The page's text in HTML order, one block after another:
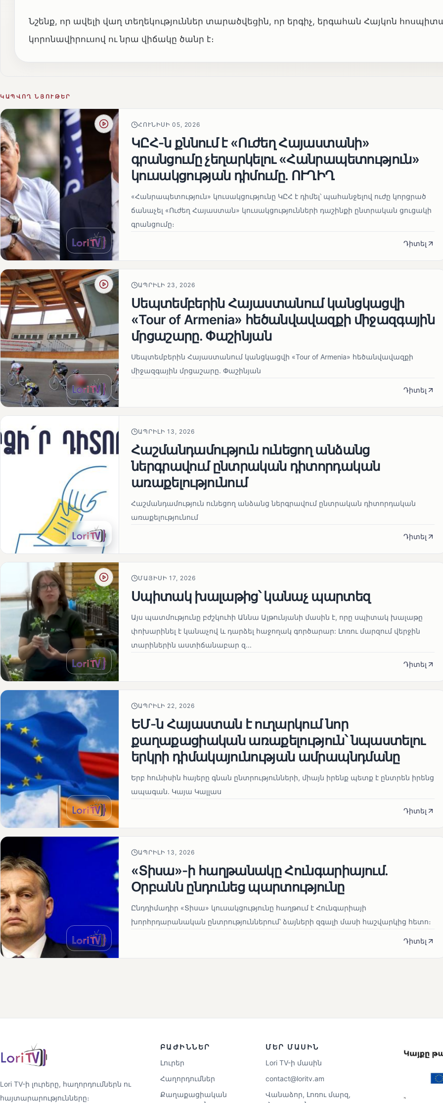
Նշենք, որ ավելի վաղ տեղեկություններ տարածվեցին, որ երգիչ, երգահան Հայկոն
կորոնավիրուսով ու նրա վիճակը ծանր է։
ԿԱՊՎՈՂ ՆՅՈՒԹԵՐ
ՀՈՒՆԻՍԻ 05, 2026
ԿԸՀ-ն քննում է «Ուժեղ Հայաստանի»
գրանցումը չեղարկելու «Հանրապետություն»
կուսակցության դիմումը. ՈՒՂԻՂ
«Հանրապետություն» կուսակցությունը ԿԸՀ է դիմել՝ պահանջելով ուժը կորցրած
ճանաչել «Ուժեղ Հայաստան» կուսակցությունների դաշինքի ընտրական ցուցակի
գրանցումը։
Դիտել
ԱՊՐԻԼԻ 23, 2026
Սեպտեմբերին Հայաստանում կանցկացվի
«Tour of Armenia» հեծանվավազքի միջազգային
մրցաշարը. Փաշինյան
Սեպտեմբերին Հայաստանում կանցկացվի «Tour of Armenia» հեծանվավազքի
միջազգային մրցաշարը. Փաշինյան
Դիտել
ԱՊՐԻԼԻ 13, 2026
Հաշմանդամություն ունեցող անձանց
ներգրավում ընտրական դիտորդական
առաքելությունում
Հաշմանդամություն ունեցող անձանց ներգրավում ընտրական դիտորդական
առաքելությունում
Դիտել
ՄԱՅԻՍԻ 17, 2026
Սպիտակ խալաթից՝ կանաչ պարտեզ
Այս պատմությունը բժշկուհի Աննա Ալթունյանի մասին է, որը սպիտակ խալաթը
փոխարինել է կանաչով և դարձել հաջողակ գործարար: Լոռու մարզում վերջին
տարիներին աստիճանաբար զ...
Դիտել
ԱՊՐԻԼԻ 22, 2026
ԵՄ-ն Հայաստան է ուղարկում նոր
քաղաքացիական առաքելություն՝ նպաստելու
երկրի դիմակայունության ամրապնդմանը
Երբ հունիսին հայերը գնան ընտրությունների, միայն իրենք պետք է ընտրեն իրենց
ապագան. Կայա Կալլաս
Դիտել
ԱՊՐԻԼԻ 13, 2026
«Տիսա»-ի հաղթանակը Հունգարիայում․
Օրբանն ընդունեց պարտությունը
Ընդդիմադիր «Տիսա» կուսակցությունը հաղթում է Հունգարիայի
խորհրդարանական ընտրություններում՝ ձայների զգալի մասի հաշվարկից հետո։
Դիտել
Lori TV-ի լուրերը, հաղորդումներն ու
հայտարարությունները։
ԲԱԺԻՆՆԵՐ
Լուրեր
Հաղորդումներ
Քաղաքացիական
ՄԵՐ ՄԱՍԻՆ
Lori TV-ի մասին
contact@loritv.am
Վանաձոր, Լոռու մարզ,